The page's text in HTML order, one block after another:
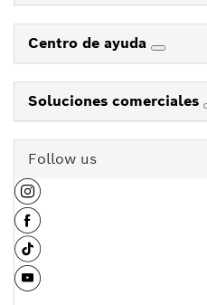
Centro de ayuda
Soluciones comerciales
Follow us